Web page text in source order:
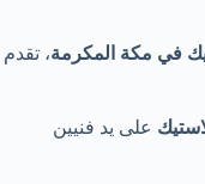
في مكة المكرمة، تقدم
على يد فنيين